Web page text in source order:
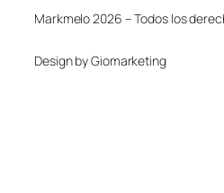
Markmelo 2026 – Todos los
Design by Giomarketing